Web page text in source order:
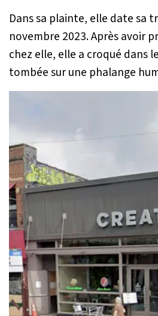
Dans sa plainte, elle date sa
novembre 2023. Après avoir
chez elle, elle a croqué dans
tombée sur une phalange